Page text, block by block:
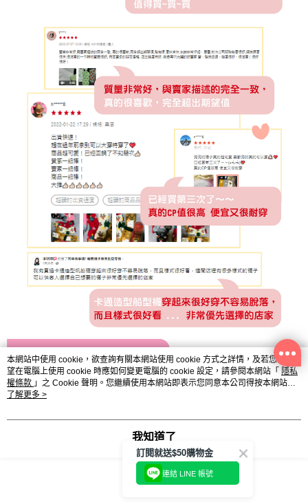
本網站中使用 cookie，欲查詢有關本網站使用 cookie 方式之詳情，及若您不希
望在電腦上使用 cookie 時應如何變更電腦的 cookie 設定，請參閱本網站「 隱私
權條款 」之 Cookie 聲明。您繼續使用本網站即表示您同意本公司得按本網站使
用條款之 Cookie 聲明使用 cookie。
了解更多 >
我知道了
訂閱就送$50購物金
連結 LINE 帳號